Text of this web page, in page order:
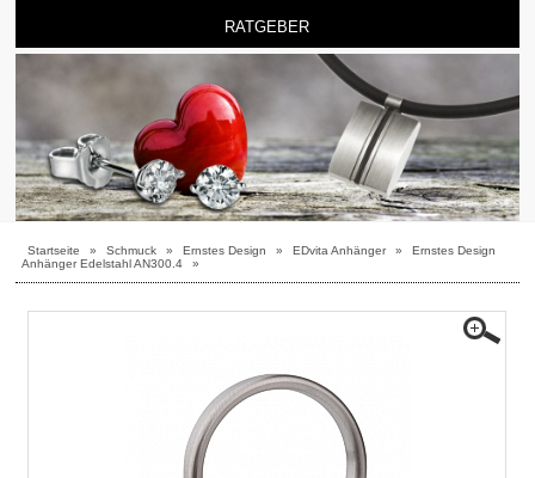
RATGEBER
Startseite » Schmuck » Ernstes Design » EDvita Anhänger »
Ernstes Design
Anhänger Edelstahl AN300.4
»